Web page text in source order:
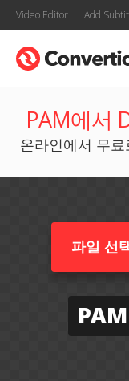
Video Editor Add
PAM에서
온라인에서 무
파일 선
PAM